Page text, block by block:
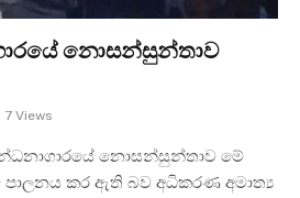
නොසන්සුන්තාව
7 Views
නොසන්සුන්තාව මේ
කර ඇති බව අධිකරණ අමාත්‍ය